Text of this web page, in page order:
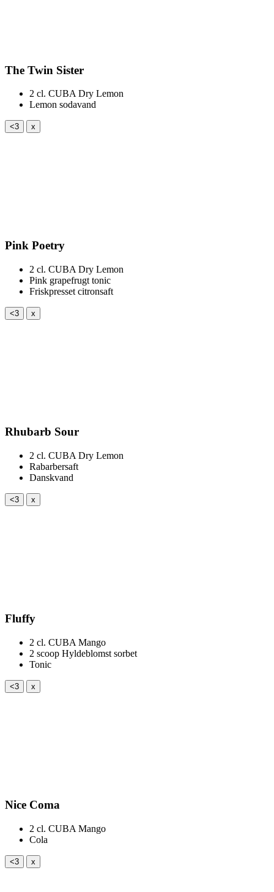
The Twin Sister
2 cl. CUBA Dry Lemon
Lemon sodavand
<3 x
Pink Poetry
2 cl. CUBA Dry Lemon
Pink grapefrugt tonic
Friskpresset citronsaft
<3 x
Rhubarb Sour
2 cl. CUBA Dry Lemon
Rabarbersaft
Danskvand
<3 x
Fluffy
2 cl. CUBA Mango
2 scoop Hyldeblomst sorbet
Tonic
<3 x
Nice Coma
2 cl. CUBA Mango
Cola
<3 x